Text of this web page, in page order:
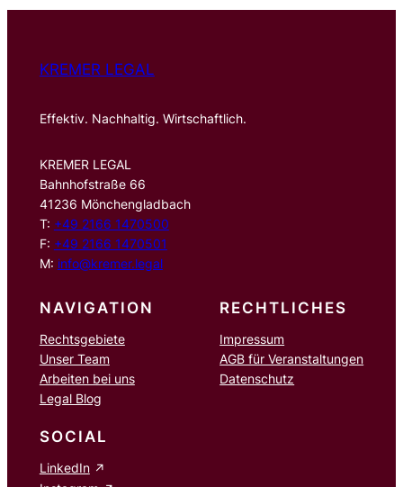
n
KREMER LEGAL
Effektiv. Nachhaltig. Wirtschaftlich.
KREMER LEGAL
Bahnhofstraße 66
41236 Mönchengladbach
T: +49 2166 1470500
F: +49 2166 1470501
M: info@kremer.legal
NAVIGATION
Rechtsgebiete
Unser Team
Arbeiten bei uns
Legal Blog
RECHTLICHES
Impressum
AGB für Veranstaltungen
Datenschutz
SOCIAL
LinkedIn